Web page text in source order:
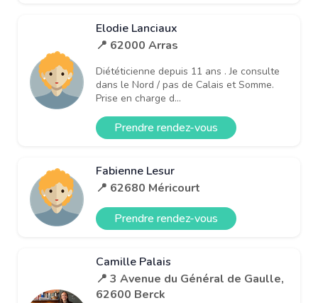
Elodie Lanciaux
📍 62000 Arras
Diététicienne depuis 11 ans . Je consulte
dans le Nord / pas de Calais et Somme.
Prise en charge d...
Prendre rendez-vous
Fabienne Lesur
📍 62680 Méricourt
Prendre rendez-vous
Camille Palais
📍 3 Avenue du Général de Gaulle,
62600 Berck